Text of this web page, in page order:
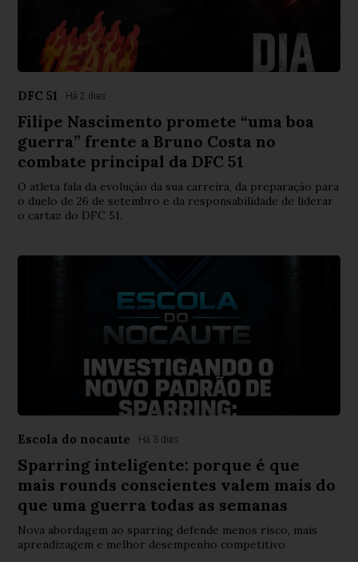
DFC 51 Há 2 dias
Filipe Nascimento promete “uma boa
guerra” frente a Bruno Costa no
combate principal da DFC 51
O atleta fala da evolução da sua carreira, da preparação para
o duelo de 26 de setembro e da responsabilidade de liderar
o cartaz do DFC 51.
Escola do nocaute Há 3 dias
Sparring inteligente: porque é que
mais rounds conscientes valem mais do
que uma guerra todas as semanas
Nova abordagem ao sparring defende menos risco, mais
aprendizagem e melhor desempenho competitivo